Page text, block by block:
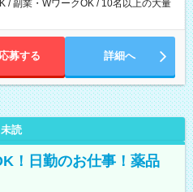
/ 副業・WワークOK / 10名以上の大量
応募する 詳細へ
未読
！日勤のお仕事！薬品